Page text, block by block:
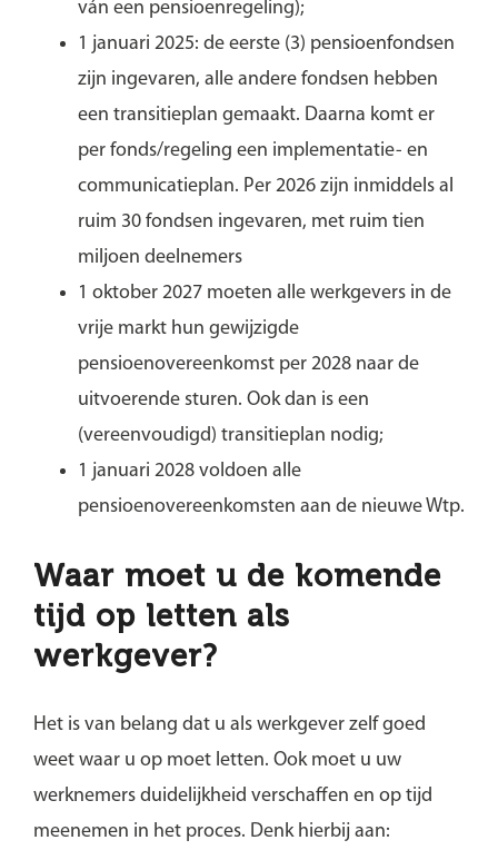
ván een pensioenregeling);
1 januari 2025: de eerste (3) pensioenfondsen
zijn ingevaren, alle andere fondsen hebben
een transitieplan gemaakt. Daarna komt er
per fonds/regeling een implementatie- en
communicatieplan. Per 2026 zijn inmiddels al
ruim 30 fondsen ingevaren, met ruim tien
miljoen deelnemers
1 oktober 2027 moeten alle werkgevers in de
vrije markt hun gewijzigde
pensioenovereenkomst per 2028 naar de
uitvoerende sturen. Ook dan is een
(vereenvoudigd) transitieplan nodig;
1 januari 2028 voldoen alle
pensioenovereenkomsten aan de nieuwe Wtp.
Waar moet u de komende
tijd op letten als
werkgever?
Het is van belang dat u als werkgever zelf goed
weet waar u op moet letten. Ook moet u uw
werknemers duidelijkheid verschaffen en op tijd
meenemen in het proces. Denk hierbij aan: